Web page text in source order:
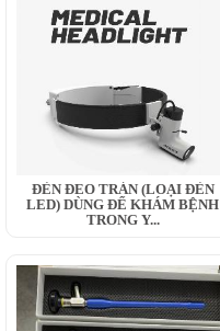
ĐÈN ĐEO TRÁN (LOẠI ĐÈN
LED) DÙNG ĐỂ KHÁM BỆNH
TRONG Y...